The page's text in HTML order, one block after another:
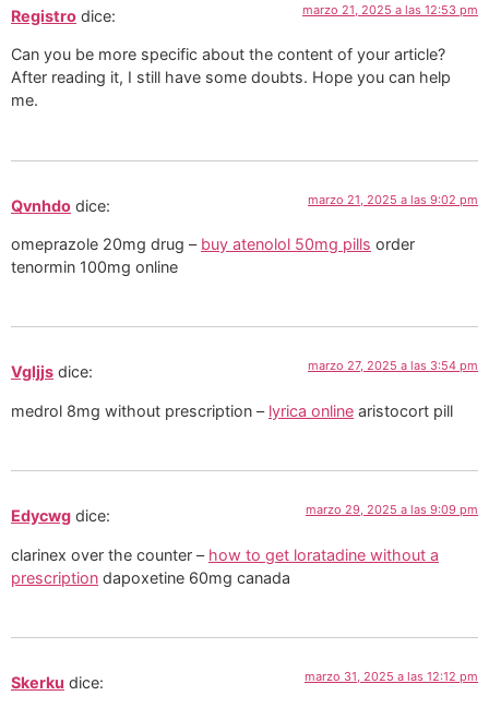
Registro dice: marzo 21, 2025 a las 12:53 pm
Can you be more specific about the content of your article?
After reading it, I still have some doubts. Hope you can help
me.
Qvnhdo dice: marzo 21, 2025 a las 9:02 pm
omeprazole 20mg drug – buy atenolol 50mg pills order
tenormin 100mg online
Vgljjs dice: marzo 27, 2025 a las 3:54 pm
medrol 8mg without prescription – lyrica online aristocort pill
Edycwg dice: marzo 29, 2025 a las 9:09 pm
clarinex over the counter – how to get loratadine without a
prescription dapoxetine 60mg canada
Skerku dice: marzo 31, 2025 a las 12:12 pm